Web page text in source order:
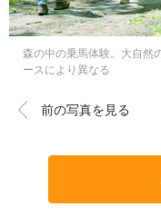
森の中の乗馬体験。大自然
ースにより異なる
前の写真を見る